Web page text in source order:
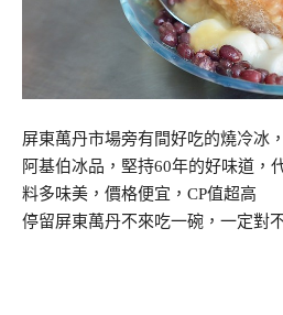
屏東萬丹市場旁有間好吃的燒冷冰
阿基伯冰品，堅持60年的好味道，
料多味美，價格便宜，CP值超高
停留屏東萬丹不來吃一碗，一定對